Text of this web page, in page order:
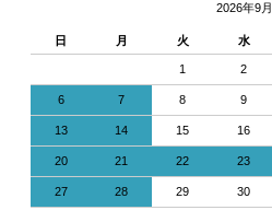
2026年9月
日 月 火 水
1 2
6 7 8 9
13 14 15 16
20 21 22 23
27 28 29 30